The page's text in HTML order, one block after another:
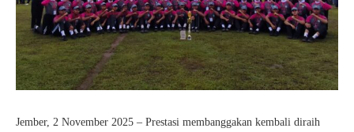
Jember, 2 November 2025 – Prestasi membanggakan kembali diraih